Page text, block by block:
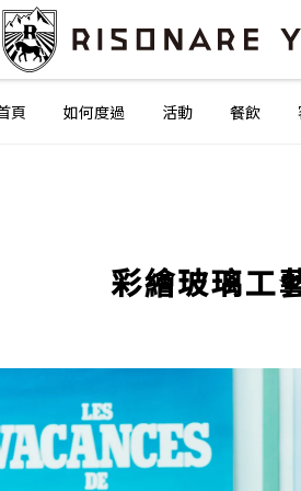
頁 如何度過 活動 餐飲
彩繪玻璃工